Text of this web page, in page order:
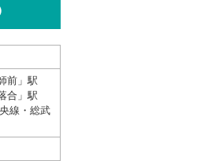
前」駅
合」駅
線・総武